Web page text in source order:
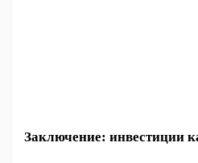
Заключение: инвестиции